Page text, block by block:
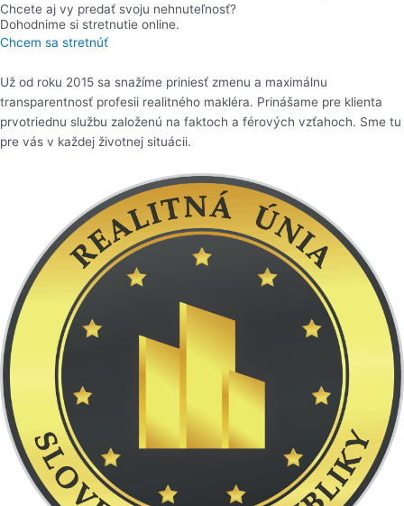
Chcete aj vy predať svoju nehnuteľnosť?
Dohodnime si stretnutie online.
Chcem sa stretnúť
Už od roku 2015 sa snažíme priniesť zmenu a maximálnu
transparentnosť profesii realitného makléra. Prinášame pre klienta
prvotriednu službu založenú na faktoch a férových vzťahoch. Sme tu
pre vás v každej životnej situácii.